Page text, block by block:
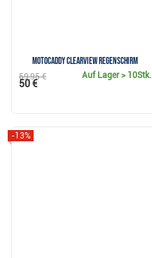
Motocaddy Clearview Regenschirm
Auf Lager> 10Stk.
59,95 €
50 €
-13%